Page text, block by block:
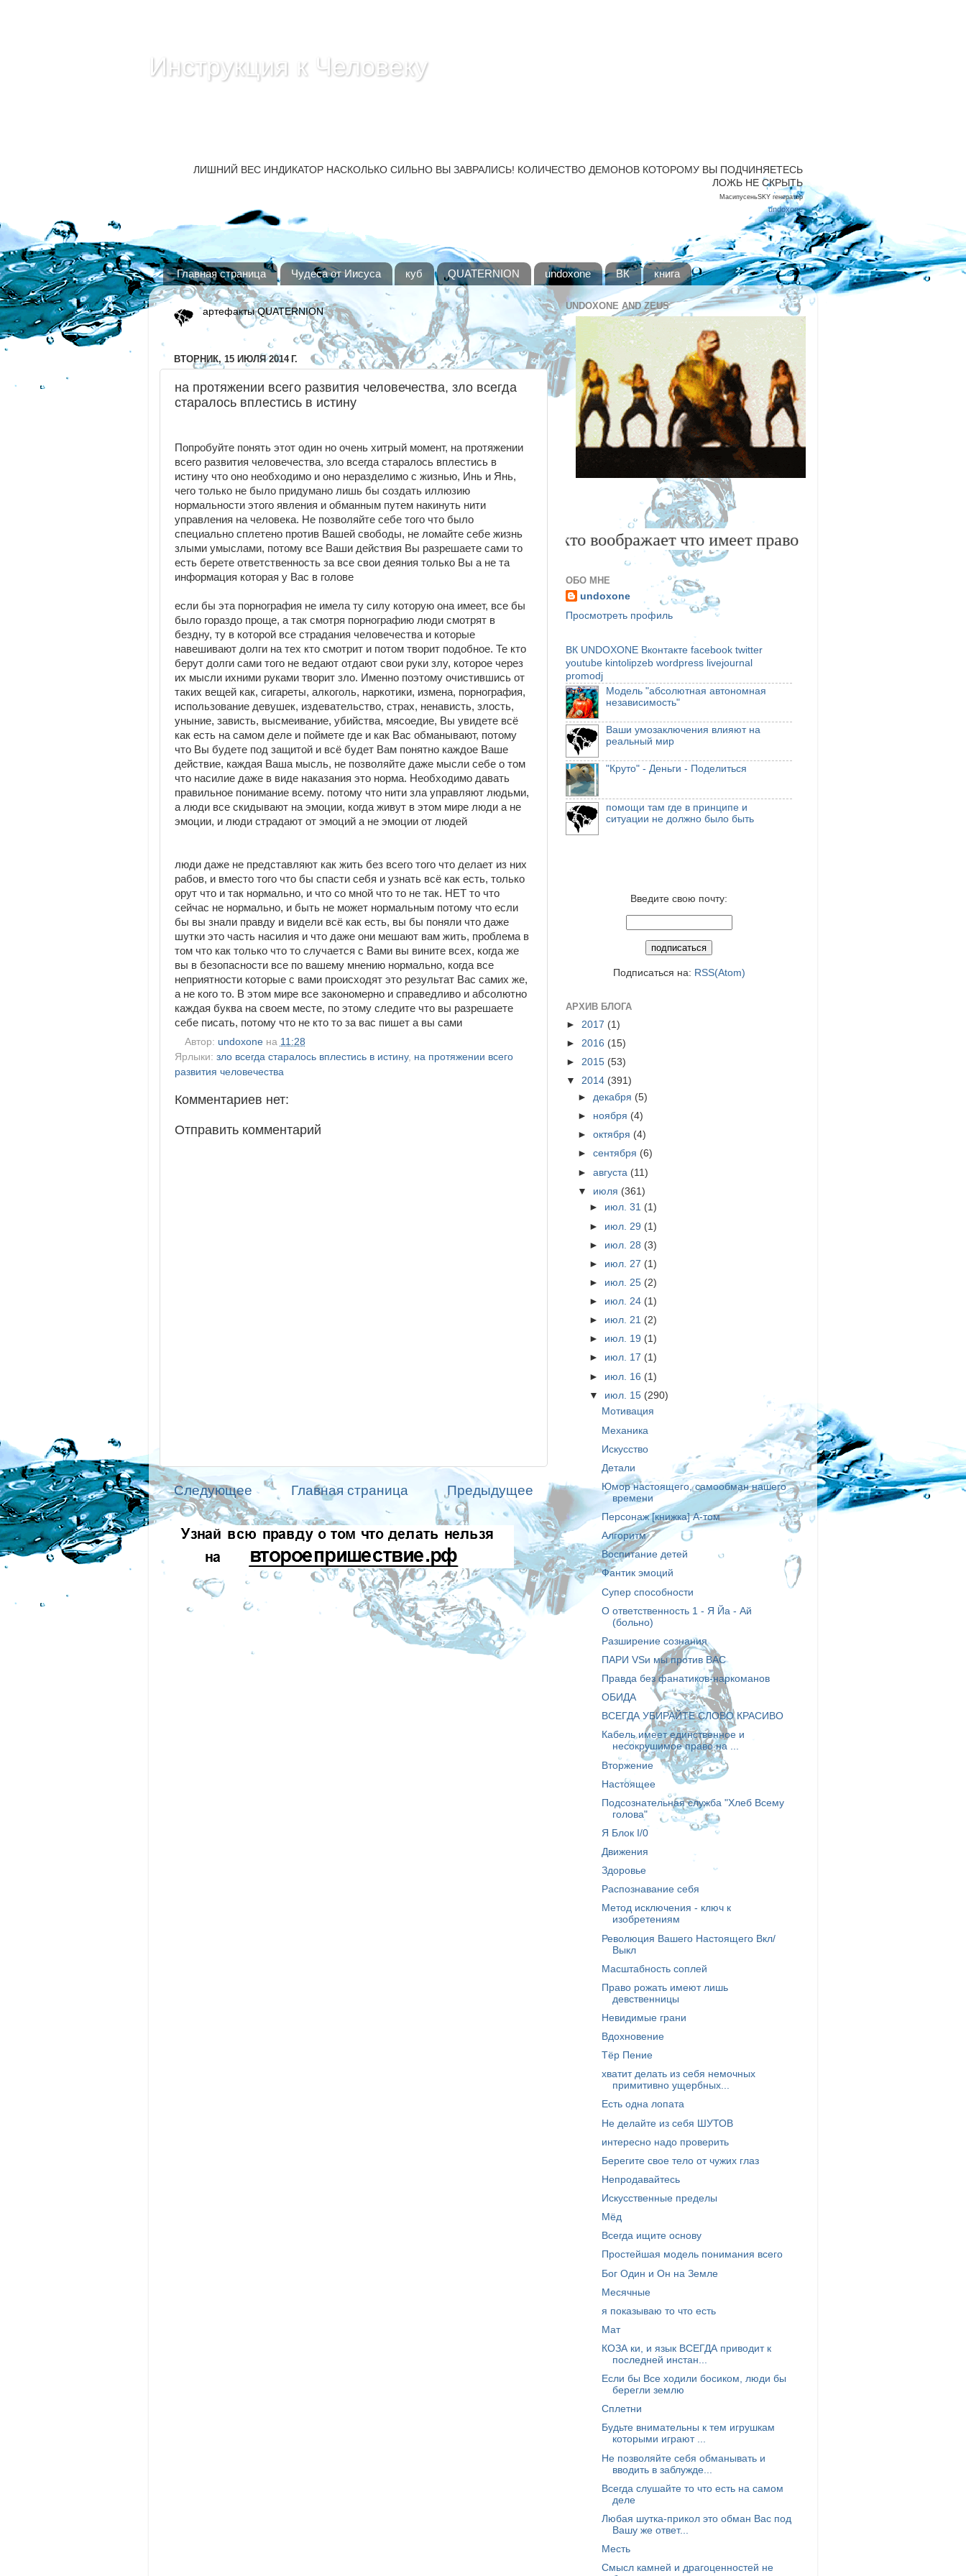
Инструкция к Человеку
ЛИШНИЙ ВЕС ИНДИКАТОР НАСКОЛЬКО СИЛЬНО ВЫ ЗАВРАЛИСЬ! КОЛИЧЕСТВО ДЕМОНОВ КОТОРОМУ ВЫ ПОДЧИНЯЕТЕСЬ
ЛОЖЬ НЕ СКРЫТЬ
МасипусеньSKY генератор
undoxone
Главная страница Чудеса от Иисуса куб QUATERNION undoxone ВК книга
Видео чудеса
артефакты QUATERNION
ВТОРНИК, 15 ИЮЛЯ 2014 Г.
на протяжении всего развития человечества, зло всегда
старалось вплестись в истину
Попробуйте понять этот один но очень хитрый момент, на протяжении
всего развития человечества, зло всегда старалось вплестись в
истину что оно необходимо и оно неразделимо с жизнью, Инь и Янь,
чего только не было придумано лишь бы создать иллюзию
нормальности этого явления и обманным путем накинуть нити
управления на человека. Не позволяйте себе того что было
специально сплетено против Вашей свободы, не ломайте себе жизнь
злыми умыслами, потому все Ваши действия Вы разрешаете сами то
есть берете ответственность за все свои деяния только Вы а не та
информация которая у Вас в голове
если бы эта порнография не имела ту силу которую она имеет, все бы
было гораздо проще, а так смотря порнографию люди смотрят в
бездну, ту в которой все страдания человечества и которые
навешивают долги на тех кто смотрит и потом творит подобное. Те кто
берут долги сами того не ведают отдают свои руки злу, которое через
их мысли ихними руками творит зло. Именно поэтому очистившись от
таких вещей как, сигареты, алкоголь, наркотики, измена, порнография,
использование девушек, издевательство, страх, ненависть, злость,
уныние, зависть, высмеивание, убийства, мясоедие, Вы увидете всё
как есть на самом деле и поймете где и как Вас обманывают, потому
что Вы будете под защитой и всё будет Вам понятно каждое Ваше
действие, каждая Ваша мысль, не позволяйте даже мысли себе о том
что насилие даже в виде наказания это норма. Необходимо давать
правильное понимание всему. потому что нити зла управляют людьми,
а люди все скидывают на эмоции, когда живут в этом мире люди а не
эмоции, и люди страдают от эмоций а не эмоции от людей
люди даже не представляют как жить без всего того что делает из них
рабов, и вместо того что бы спасти себя и узнать всё как есть, только
орут что и так нормально, и что со мной что то не так. НЕТ то что
сейчас не нормально, и быть не может нормальным потому что если
бы вы знали правду и видели всё как есть, вы бы поняли что даже
шутки это часть насилия и что даже они мешают вам жить, проблема в
том что как только что то случается с Вами вы вините всех, когда же
вы в безопасности все по вашему мнению нормально, когда все
неприятности которые с вами происходят это результат Вас самих же,
а не кого то. В этом мире все закономерно и справедливо и абсолютно
каждая буква на своем месте, по этому следите что вы разрешаете
себе писать, потому что не кто то за вас пишет а вы сами
Автор: undoxone на 11:28
Ярлыки: зло всегда старалось вплестись в истину, на протяжении всего
развития человечества
Комментариев нет:
Отправить комментарий
Следующее Предыдущее
Главная страница
UNDOXONE AND ZEUS
Специально для всех кто воображает что имеет право "не верить и
ОБО МНЕ
undoxone
Просмотреть профиль
ВК UNDOXONE Вконтакте facebook twitter
youtube kintolipzeb wordpress livejournal
promodj
Модель "абсолютная автономная
независимость"
Ваши умозаключения влияют на
реальный мир
"Круто" - Деньги - Поделиться
помощи там где в принципе и
ситуации не должно было быть
Введите свою почту:
Подписаться на: RSS(Atom)
АРХИВ БЛОГА
► 2017 (1)
► 2016 (15)
► 2015 (53)
▼ 2014 (391)
►декабря (5)
► ноября (4)
►октября (4)
►сентября (6)
►августа (11)
▼ июля (361)
► июл. 31 (1)
► июл. 29 (1)
► июл. 28 (3)
► июл. 27 (1)
► июл. 25 (2)
► июл. 24 (1)
► июл. 21 (2)
► июл. 19 (1)
► июл. 17 (1)
► июл. 16 (1)
▼ июл. 15 (290)
Мотивация
Механика
Искусство
Детали
Юмор настоящего, самообман нашего
времени
Персонаж [книжка] А-том
Алгоритм
Воспитание детей
Фантик эмоций
Супер способности
О ответственность 1 - Я Йа - Ай
(больно)
Разширение сознания
ПАРИ VSи мы против ВАС
Правда без фанатиков-наркоманов
ОБИДА
ВСЕГДА УБИРАЙТЕ СЛОВО КРАСИВО
Кабель имеет единственное и
несокрушимое право на ...
Вторжение
Настоящее
Подсознательная служба "Хлеб Всему
голова"
Я Блок I/0
Движения
Здоровье
Распознавание себя
Метод исключения - ключ к
изобретениям
Революция Вашего Настоящего Вкл/
Выкл
Масштабность соплей
Право рожать имеют лишь
девственницы
Невидимые грани
Вдохновение
Тёр Пение
хватит делать из себя немочных
примитивно ущербных...
Есть одна лопата
Не делайте из себя ШУТОВ
интересно надо проверить
Берегите свое тело от чужих глаз
Непродавайтесь
Искусственные пределы
Мёд
Всегда ищите основу
Простейшая модель понимания всего
Бог Один и Он на Земле
Месячные
я показываю то что есть
Мат
КОЗА ки, и язык ВСЕГДА приводит к
последней инстан...
Если бы Все ходили босиком, люди бы
берегли землю
Сплетни
Будьте внимательны к тем игрушкам
которыми играют ...
Не позволяйте себя обманывать и
вводить в заблужде...
Всегда слушайте то что есть на самом
деле
Любая шутка-прикол это обман Вас под
Вашу же ответ...
Месть
Смысл камней и драгоценностей не